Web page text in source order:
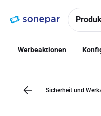
NavigationInhalt
Werbeaktionen
Sicherheit und